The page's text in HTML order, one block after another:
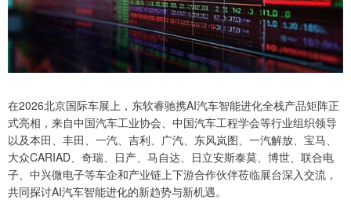
在2026北京国际车展上，东软睿驰携AI汽车智能进化全栈产品矩阵正
式亮相，来自中国汽车工业协会、中国汽车工程学会等行业组织领导
以及本田、丰田、一汽、吉利、广汽、东风岚图、一汽解放、宝马、
大众CARIAD、奇瑞、日产、马自达、日立安斯泰莫、博世、联合电
子、中兴微电子等车企和产业链上下游合作伙伴莅临展台深入交流，
共同探讨AI汽车智能进化的新趋势与新机遇。